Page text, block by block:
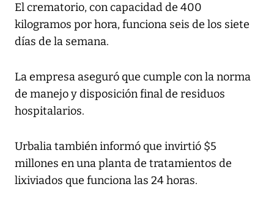
El crematorio, con capacidad de 400
kilogramos por hora, funciona seis de los siete
días de la semana.
La empresa aseguró que cumple con la norma
de manejo y disposición final de residuos
hospitalarios.
Urbalia también informó que invirtió $5
millones en una planta de tratamientos de
lixiviados que funciona las 24 horas.